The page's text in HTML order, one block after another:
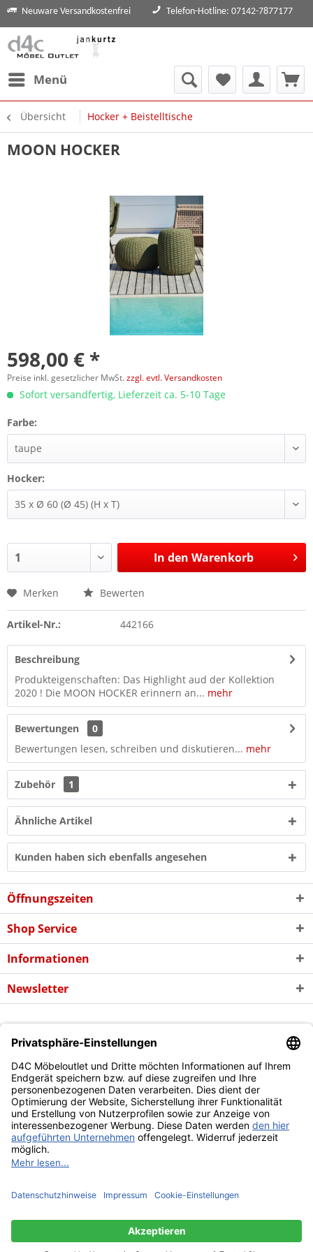
Neuware Versandkostenfrei Telefon-Hotline: 07142-7877177
Menü
Übersicht Hocker + Beistelltische
MOON HOCKER
598,00 € *
Preise inkl. gesetzlicher MwSt.zzgl. evtl. Versandkosten
Sofort versandfertig, Lieferzeit ca. 5-10 Tage
Farbe:
Hocker:
In den Warenkorb
Merken Bewerten
Artikel-Nr.: 442166
Beschreibung
Produkteigenschaften: Das Highlight aud der Kollektion
2020 ! Die MOON HOCKER erinnern an... mehr
Bewertungen
0
Bewertungen lesen, schreiben und diskutieren... mehr
Zubehör 1
Ähnliche Artikel
Kunden haben sich ebenfalls angesehen
Öffnungszeiten
Shop Service
Informationen
Newsletter
* Alle Preise inkl. gesetzl. Mehrwertsteuer zzgl. evtl.Versandkostenund
ggf. Nachnahmegebühren, wenn nicht anders beschrieben
Copyright © d4c Möbel Outlet - Alle Rechte vorbehalten
Diese Website benutzt Cookies, die für den technischen Betrieb
der Website erforderlich sind und stets gesetzt werden.
Andere Cookies, die den Komfort bei Benutzung dieser Website
erhöhen, der Direktwerbung dienen oder die Interaktion mit
sollen, werden nur mit Ihrer Zustimmung gesetzt.
Ablehnen Alle akzeptieren Konfigurieren